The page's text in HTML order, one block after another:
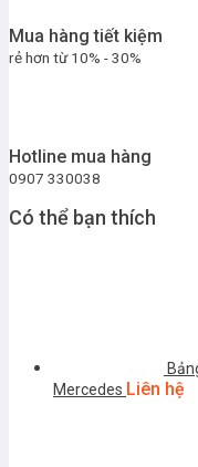
Mua hàng tiết kiệm
rẻ hơn từ 10% - 30%
Hotline mua hàng
0907 330038
Có thể bạn thích
Mercedes Liên hệ